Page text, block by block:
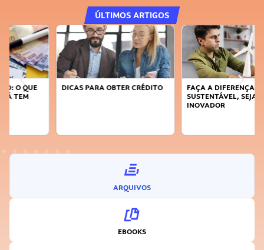
ÚLTIMOS ARTIGOS
DICAS PARA OBTER CRÉDITO
FAÇA A DIFERENÇA: SEJA
SUSTENTÁVEL, SEJA
ARQUIVOS
EBOOKS